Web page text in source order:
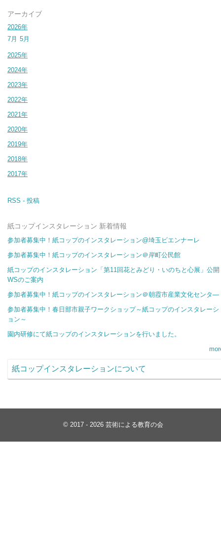
アーカイブ
2026年
7月 5月
2025年
2024年
2023年
2022年
2021年
2020年
2019年
2018年
2017年
RSS - 投稿
紙コップインスタレーション 新着情報
参加者募集中！紙コップのインスタレーション@埼玉ビエンナーレ
参加者募集中！紙コップのインスタレーション＠岸町公民館
紙コップのインスタレーション「第11回花とみどり・いのちと心展」公開
WSのご案内
参加者募集中！紙コップのインスタレーション＠朝霞市産業文化センタ―
参加者募集中！春日部市親子ワークショップ～紙コップのインスタレーシ
ョン～
園内研修にて紙コップのインスタレーションを行いました。
紙コップインスタレーションについて
© 2017 - 2026 芸術による教育の会